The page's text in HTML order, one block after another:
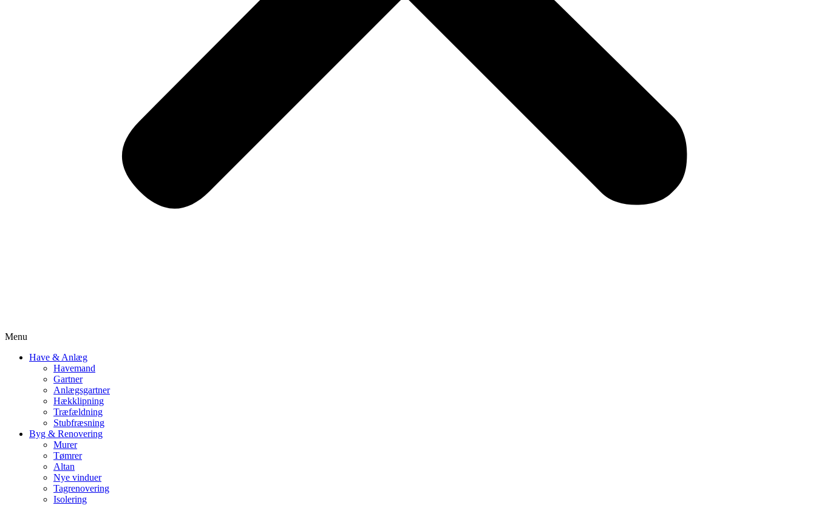
Menu
Have & Anlæg
Havemand
Gartner
Anlægsgartner
Hækklipning
Træfældning
Stubfræsning
Byg & Renovering
Murer
Tømrer
Altan
Nye vinduer
Tagrenovering
Isolering